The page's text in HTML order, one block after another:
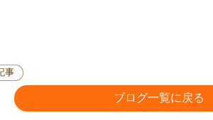
事
ブログ一覧に戻る